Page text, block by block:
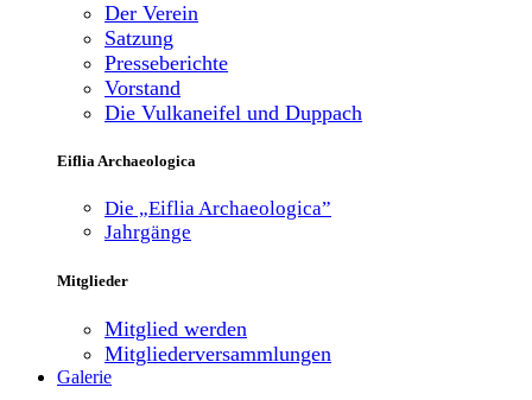
Der Verein
Satzung
Presseberichte
Vorstand
Die Vulkaneifel und Duppach
Eiflia Archaeologica
Die „Eiflia Archaeologica”
Jahrgänge
Mitglieder
Mitglied werden
Mitgliederversammlungen
Galerie